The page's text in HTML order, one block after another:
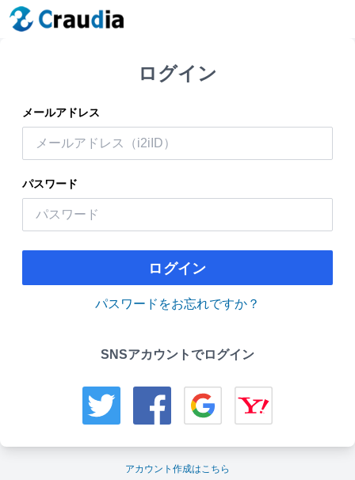
ログイン
メールアドレス
パスワード
ログイン
パスワードをお忘れですか？
SNSアカウントでログイン
アカウント作成はこちら